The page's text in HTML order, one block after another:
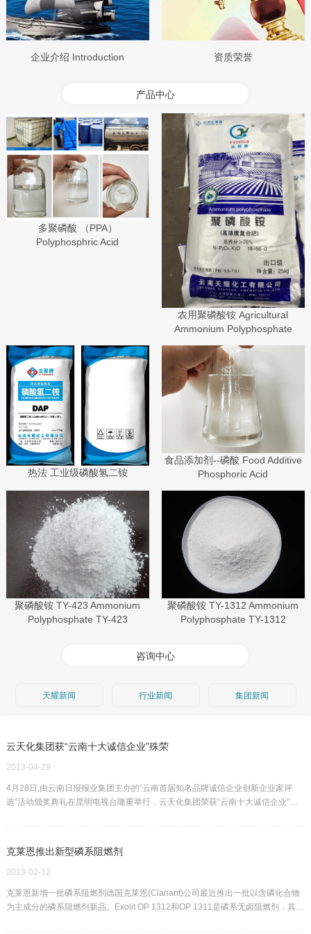
企业介绍 Introduction 资质荣誉
产品中心
多聚磷酸 （PPA）
Polyphosphric Acid
农用聚磷酸铵 Agricultural
Ammonium Polyphosphate
热法 工业级磷酸氢二铵
食品添加剂--磷酸 Food Additive
Phosphoric Acid
聚磷酸铵 TY-423 Ammonium
Polyphosphate TY-423
聚磷酸铵 TY-1312 Ammonium
Polyphosphate TY-1312
咨询中心
天耀新闻 行业新闻 集团新闻
云天化集团获“云南十大诚信企业”殊荣
2013-04-29
4月28日,由云南日报报业集团主办的“云南首届知名品牌诚信企业创新企业家评
选”活动颁奖典礼在昆明电视台隆重举行，云天化集团荣获“云南十大诚信企业”称
克莱恩推出新型磷系阻燃剂
2013-02-12
克莱恩新增一批磷系阻燃剂德国克莱恩(Clariant)公司最近推出一批以含磷化合物
为主成分的磷系阻燃剂新品。Exolit OP 1312和OP 1311是磷系无卤阻燃剂，其特